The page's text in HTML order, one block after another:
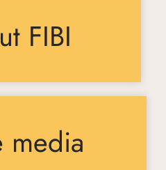
FIBI
media